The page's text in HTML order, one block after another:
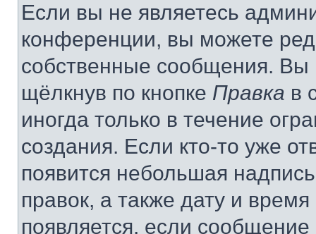
Если вы не являетесь
конференции, вы можете
собственные сообщения. Вы
щёлкнув по кнопке Правка в
иногда только в течение
создания. Если кто-то уже
появится небольшая
правок, а также дату и
появляется, если